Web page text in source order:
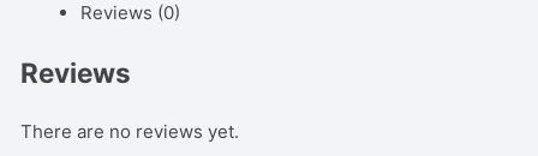
Reviews (0)
Reviews
There are no reviews yet.